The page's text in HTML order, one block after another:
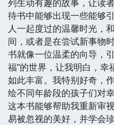
列生动有趣的故事，让读
待书中能够出现一些能够
人一起度过的温馨时光，
间，或者是在尝试新事物
书就像一位温柔的向导，
福”的世界，让我明白，幸
如此丰富。我特别好奇，
绘不同年龄段的孩子们对
这本书能够帮助我重新审
易被忽视的美好，并学会珍